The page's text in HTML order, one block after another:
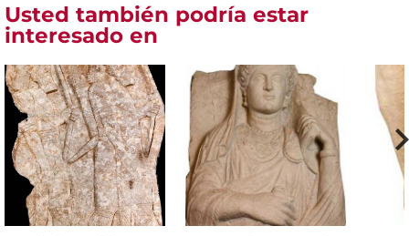
Usted también podría estar
interesado en